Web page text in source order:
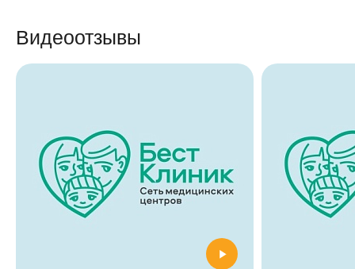
Видеоотзывы